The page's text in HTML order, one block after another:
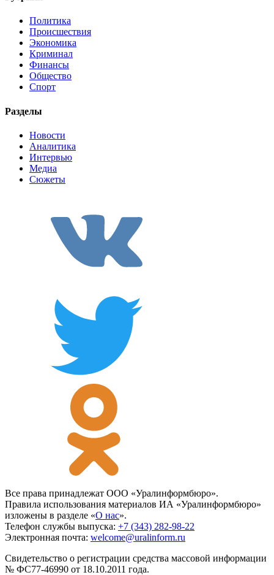
Политика
Происшествия
Экономика
Криминал
Финансы
Общество
Спорт
Разделы
Новости
Аналитика
Интервью
Медиа
Сюжеты
Все права принадлежат ООО «Уралинформбюро».
Правила использования материалов ИА «Уралинформбюро»
изложены в разделе «О нас».
Телефон службы выпуска: +7 (343) 282-98-22
Электронная почта: welcome@uralinform.ru
Свидетельство о регистрации средства массовой информации
№ ФС77-46990 от 18.10.2011 года.